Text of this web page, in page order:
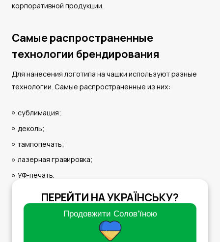
корпоративной продукции.
Самые распространенные
технологии брендирования
Для нанесения логотипа на чашки используют разные
технологии. Самые распространенные из них:
сублимация;
деколь;
тампопечать;
лазерная гравировка;
УФ-печать.
Сублимация хорошо подходит для белых керамических
чашек с полноцветными изображениями. Деколь часто
используют для сложных дизайнерских решений и
высококачественного брендирования керамики.
ПЕРЕЙТИ НА УКРАЇНСЬКУ?
Продовжити Cолов’їною